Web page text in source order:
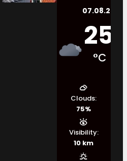
07.08.2026.
25
°C
Clouds:
75%
Visibility:
10 km